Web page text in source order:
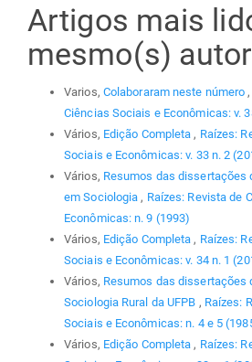
Artigos mais
mesmo(s)
Varios, Colaboraram neste número,
Ciências Sociais e Econômicas: v.
Vários, Edição Completa, Raízes:
Sociais e Econômicas: v. 33 n. 2
Vários, Resumos das dissertações
em Sociologia, Raízes: Revista de
Econômicas: n. 9 (1993)
Vários, Edição Completa, Raízes:
Sociais e Econômicas: v. 34 n. 1
Vários, Resumos das dissertações
Sociologia Rural da UFPB , Raízes:
Sociais e Econômicas: n. 4 e 5
Vários, Edição Completa, Raízes: